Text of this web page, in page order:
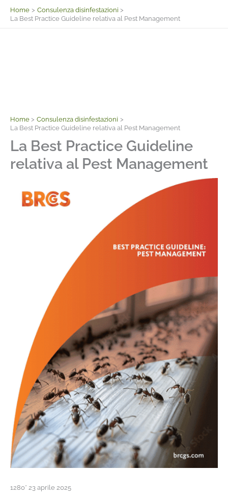
Home
Consulenza disinfestazioni
La Best Practice Guideline relativa al Pest Management
Home
Consulenza disinfestazioni
La Best Practice Guideline relativa al Pest Management
La Best Practice Guideline
relativa al Pest Management
1280* 23 aprile 2025